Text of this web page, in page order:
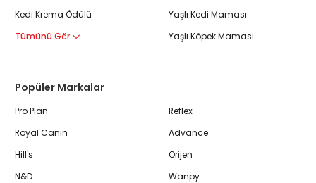
Kedi Krema Ödülü
Tümünü Gör
Yaşlı Kedi Maması
Yaşlı Köpek Maması
Popüler Markalar
Pro Plan
Royal Canin
Hill's
N&D
Reflex
Advance
Orijen
Wanpy